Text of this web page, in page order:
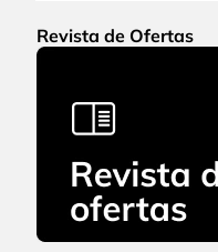
Revista de Ofertas